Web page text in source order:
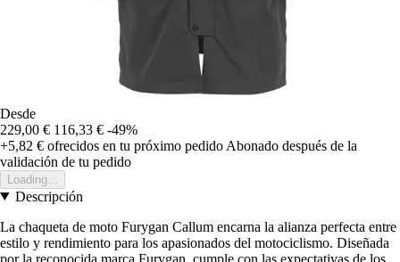
Desde
229,00 € 116,33 € -49%
+5,82 € ofrecidos en tu próximo pedido Abonado después de la
validación de tu pedido
Loading...
Descripción
La chaqueta de moto Furygan Callum encarna la alianza perfecta entre
estilo y rendimiento para los apasionados del motociclismo. Diseñada
por la reconocida marca Furygan, cumple con las expectativas de los